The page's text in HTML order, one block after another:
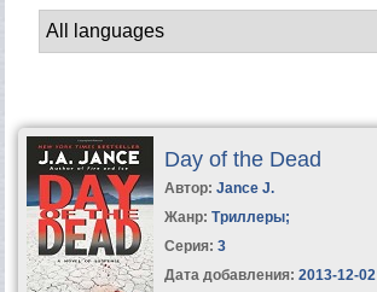
Day of the Dead
Автор: Jance J.
Жанр: Триллеры;
Серия: 3
Дата добавления: 2013-12-02